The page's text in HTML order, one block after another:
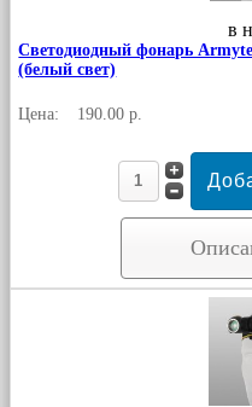
в
Светодиодный фонарь
(белый свет)
Цена: 190.00 р.